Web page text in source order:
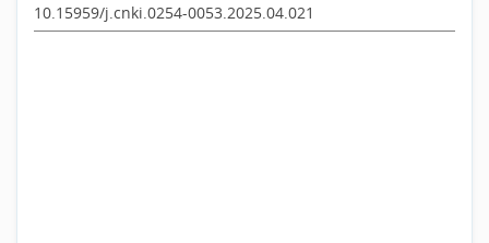
10.15959/j.cnki.0254-0053.2025.04.021